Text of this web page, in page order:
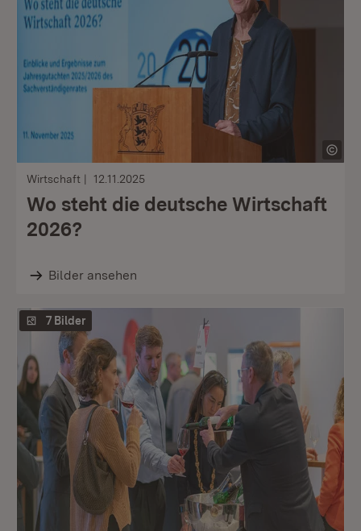
Wirtschaft 12.11.2025
Wo steht die deutsche Wirtschaft
2026?
Bilder ansehen
7 Bilder